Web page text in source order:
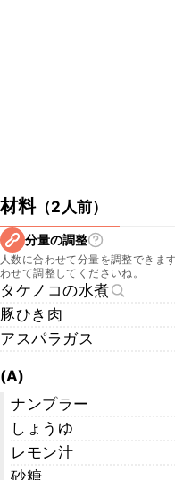
材料（2人前）
分量の調整
人数に合わせて分量を調整できま
わせて調整してくださいね。
タケノコの水煮
豚ひき肉
アスパラガス
(A)
ナンプラー
しょうゆ
レモン汁
砂糖